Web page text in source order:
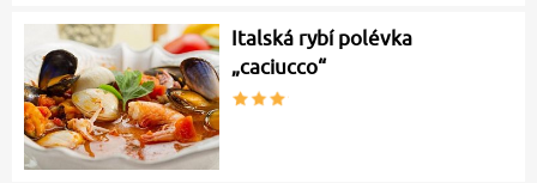
Italská rybí polévka
„caciucco“